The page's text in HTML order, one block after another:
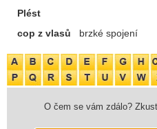
Plést
cop z vlasů
brzké spojení
O čem se vám zdálo?